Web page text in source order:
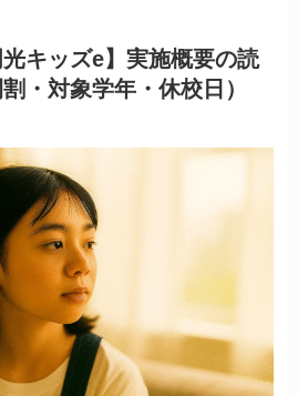
光キッズe】実施概要の読
・対象学年・休校日）